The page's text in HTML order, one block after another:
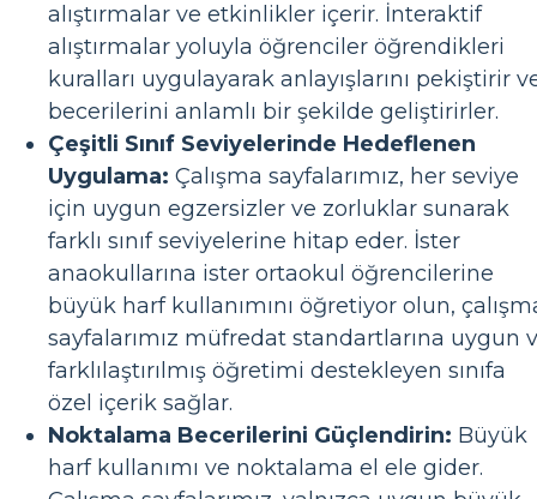
alıştırmalar ve etkinlikler içerir. İnteraktif
alıştırmalar yoluyla öğrenciler öğrendikleri
kuralları uygulayarak anlayışlarını pekiştirir
becerilerini anlamlı bir şekilde geliştirirler.
Çeşitli Sınıf Seviyelerinde Hedeflenen
Uygulama: Çalışma sayfalarımız, her seviye
için uygun egzersizler ve zorluklar sunarak
farklı sınıf seviyelerine hitap eder. İster
anaokullarına ister ortaokul öğrencilerine
büyük harf kullanımını öğretiyor olun,
sayfalarımız müfredat standartlarına uygun
farklılaştırılmış öğretimi destekleyen sınıfa
özel içerik sağlar.
Noktalama Becerilerini Güçlendirin: Büyük
harf kullanımı ve noktalama el ele gider.